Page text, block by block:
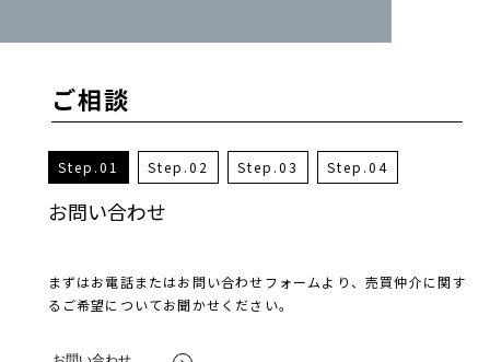
ご相談
1 2 3 4
お問い合わせ
まずはお電話またはお問い合わせフォームより、売買仲介に関す
るご希望についてお聞かせください。
面談
実際の事例などを参考に、お取引についてのイメージを膨らませ
ていきます。
ご提案
お客様よりお伺いした内容をもとに、最適なご提案を行ってまい
ります。
お手続き開始
ご提案内容を参考に、お客様のお悩みやご要望などを踏まえて、
アドバイス・サポートいたします。お客様のご納得がいくゴール